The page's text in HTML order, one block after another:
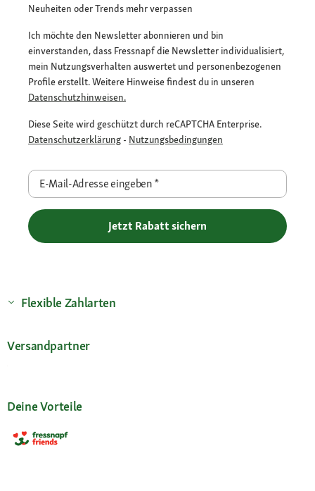
Neuheiten oder Trends mehr verpassen
Ich möchte den Newsletter abonnieren und bin
einverstanden, dass Fressnapf die Newsletter individualisiert,
mein Nutzungsverhalten auswertet und personenbezogenen
Profile erstellt. Weitere Hinweise findest du in unseren
Datenschutzhinweisen.
Diese Seite wird geschützt durch reCAPTCHA Enterprise.
Datenschutzerklärung - Nutzungsbedingungen
E-Mail-Adresse eingeben*
Jetzt Rabatt sichern
Flexible Zahlarten
Versandpartner
Deine Vorteile